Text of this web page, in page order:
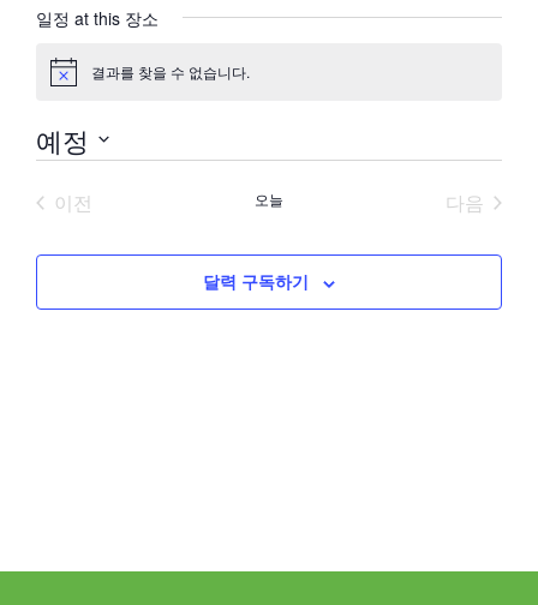
일정 at this 장소
공
결과를 찾을 수 없습니다.
예정
를
택
이전
오늘
다음
달력 구독하기